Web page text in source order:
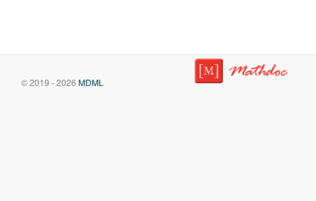
© 2019 - 2026 MDML